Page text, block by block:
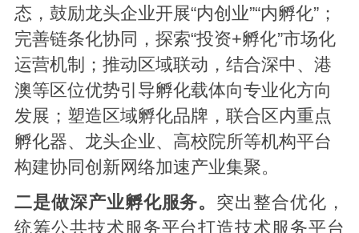
态，鼓励龙头企业开展“内创业”“内孵化”；
完善链条化协同，探索“投资+孵化”市场化
运营机制；推动区域联动，结合深中、港
澳等区位优势引导孵化载体向专业化方向
发展；塑造区域孵化品牌，联合区内重点
孵化器、龙头企业、高校院所等机构平台
构建协同创新网络加速产业集聚。
二是做深产业孵化服务。 突出整合优化，
统筹公共技术服务平台打造技术服务平台